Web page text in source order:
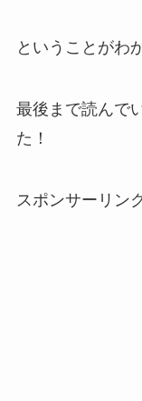
ということがわ
最後まで読んで
た！
スポンサーリン